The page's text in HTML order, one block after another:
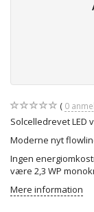
0
Solcelledrevet
Moderne nyt
Ingen
være 2,3 WP
Mere information